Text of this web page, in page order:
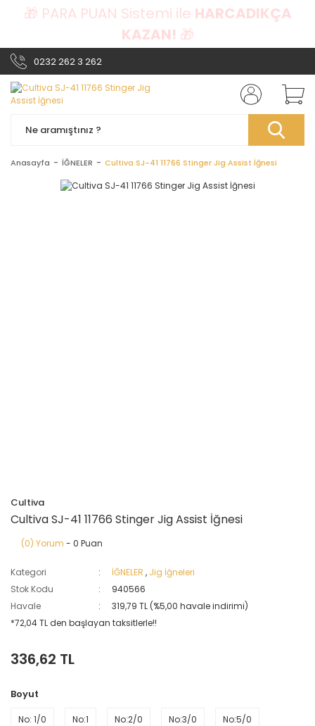
🎁 PARA PUAN Sistemi ile HARCADIKÇA
KAZAN! 🎁
0232 262 3 262
Anasayfa İĞNELER Cultiva SJ-41 11766 Stinger Jig Assist İğnesi
Cultiva
Cultiva SJ-41 11766 Stinger Jig Assist İğnesi
(0) Yorum - 0 Puan
Kategori İĞNELER , Jig İğneleri
Stok Kodu
940566
Havale
319,79 TL (%5,00 havale indirimi)
*72,04 TL den başlayan taksitlerle!!
336,62 TL
Boyut
No: 1/0 No:1 No:2/0 No:3/0 No:5/0